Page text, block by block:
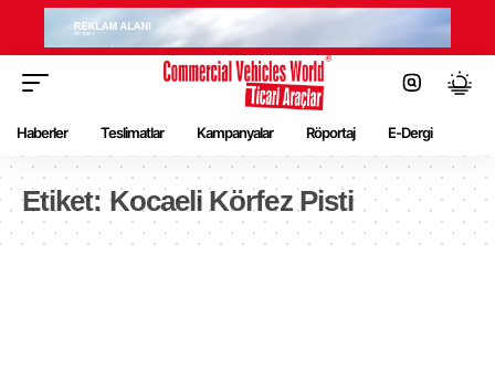
Haberler Teslimatlar Kampanyalar Röportaj E-Dergi
Etiket: Kocaeli Körfez Pisti